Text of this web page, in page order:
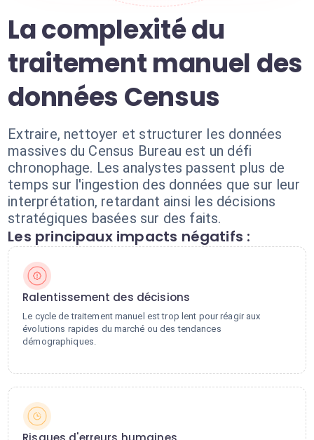
La complexité du
traitement manuel des
données Census
Extraire, nettoyer et structurer les données
massives du Census Bureau est un défi
chronophage. Les analystes passent plus de
temps sur l'ingestion des données que sur leur
interprétation, retardant ainsi les décisions
stratégiques basées sur des faits.
Les principaux impacts négatifs :
Ralentissement des décisions
Le cycle de traitement manuel est trop lent pour réagir aux
évolutions rapides du marché ou des tendances
démographiques.